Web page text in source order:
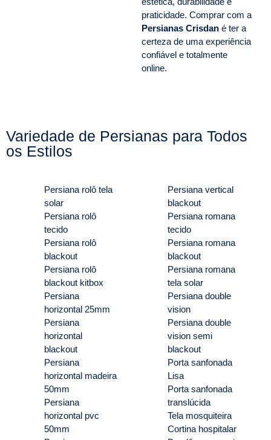
praticidade. Comprar com a
Persianas Crisdan é ter a
certeza de uma experiência
confiável e totalmente
online.
Variedade de Persianas para Todos
os Estilos
Persiana rolô tela
solar
Persiana rolô
tecido
Persiana rolô
blackout
Persiana rolô
blackout kitbox
Persiana
horizontal 25mm
Persiana
horizontal
blackout
Persiana
horizontal madeira
50mm
Persiana
horizontal pvc
50mm
Persiana vertical
blackout
Persiana romana
tecido
Persiana romana
blackout
Persiana romana
tela solar
Persiana double
vision
Persiana double
vision semi
blackout
Porta sanfonada
Lisa
Porta sanfonada
translúcida
Tela mosquiteira
Cortina hospitalar